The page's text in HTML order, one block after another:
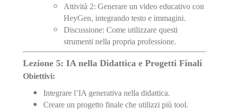
Attività 2: Generare un video educativo con
HeyGen, integrando testo e immagini.
Discussione: Come utilizzare questi
strumenti nella propria professione.
Lezione 5: IA nella Didattica e Progetti Finali
Obiettivi:
Integrare l’IA generativa nella didattica.
Creare un progetto finale che utilizzi più tool.